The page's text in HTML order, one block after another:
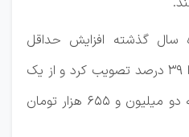
سال گذشته افزایش حداقل
دستمزد سال ۱۴۰۰ کارگران را ۳۹ درصد تصویب کرد و از یک
میلیون و ۹۱۲ هزار تومان به دو میلیون و ۶۵۵ هزار تومان